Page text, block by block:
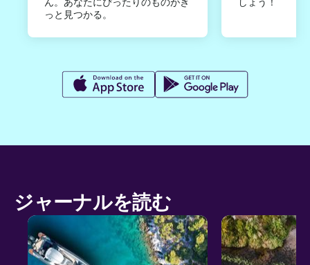
っと見つかる。
ジャーナルを読む